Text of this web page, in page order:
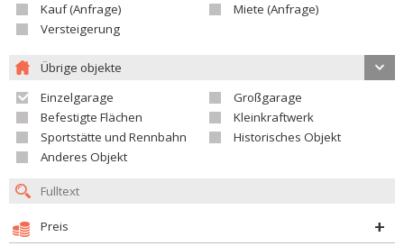
Kauf (Anfrage)
Miete (Anfrage)
Versteigerung
Übrige objekte
Einzelgarage
Großgarage
Befestigte Flächen
Kleinkraftwerk
Sportstätte und Rennbahn
Historisches Objekt
Anderes Objekt
Preis